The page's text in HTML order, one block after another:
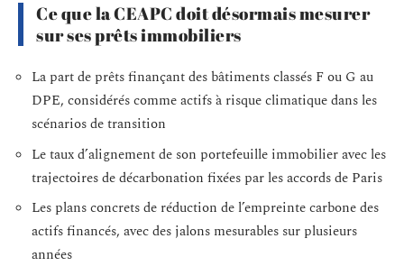
Ce que la CEAPC doit désormais mesurer
sur ses prêts immobiliers
La part de prêts finançant des bâtiments classés F ou G au
DPE, considérés comme actifs à risque climatique dans les
scénarios de transition
Le taux d’alignement de son portefeuille immobilier avec les
trajectoires de décarbonation fixées par les accords de Paris
Les plans concrets de réduction de l’empreinte carbone des
actifs financés, avec des jalons mesurables sur plusieurs
années